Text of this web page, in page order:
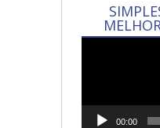
00:00